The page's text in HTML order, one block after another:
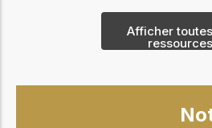
Afficher
ressources